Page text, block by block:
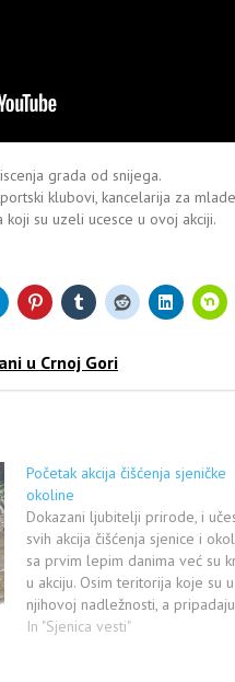
grada od snijega.
klubovi, kancelarija za
su uzeli ucesce u ovoj akciji.
u Crnoj Gori
Početak akcija čišćenja sjeničke
okoline
Dokazani ljubitelji prirode, i
svih akcija čišćenja sjenice i
sa prvim lepim danima već su
u akciju. Osim teritorija koje su u
njihovoj nadležnosti, a pripadaju
prirodnom rezervatu "Uvac",
In "Sjenica vesti"